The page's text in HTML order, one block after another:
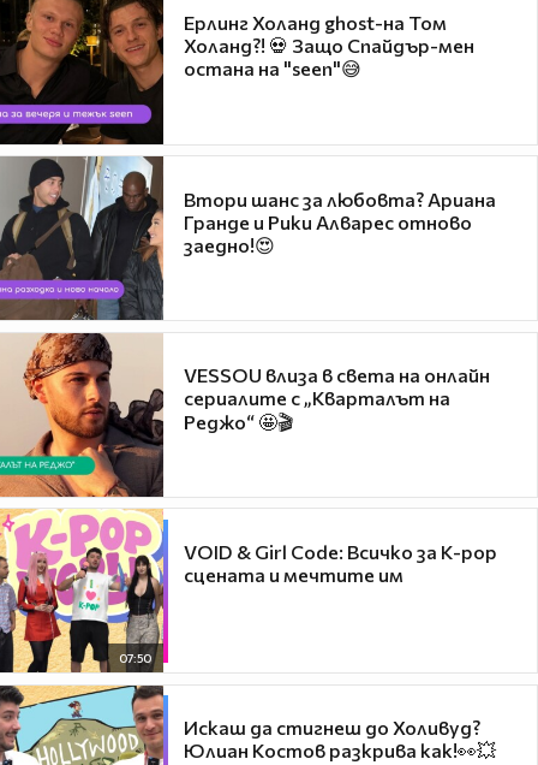
Ерлинг Холанд ghost-на Том
Холанд?! 💀 Защо Спайдър-мен
остана на "seen"😅
Втори шанс за любовта? Ариана
Гранде и Рики Алварес отново
заедно!😍
VESSOU влиза в света на онлайн
сериалите с „Кварталът на
Реджо“ 🤩🎬
07:50
VOID & Girl Code: Всичко за K-pop
сцената и мечтите им
Искаш да стигнеш до Холивуд?
Юлиан Костов разкрива как!👀💥